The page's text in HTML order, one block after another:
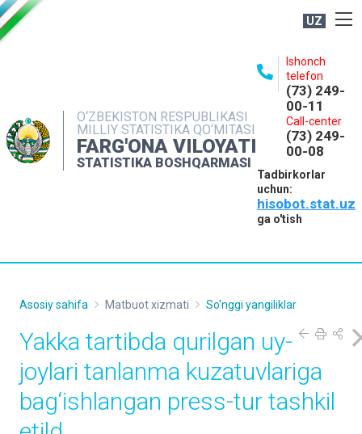
UZ
O‘ZBEKISTON RESPUBLIKASI
MILLIY STATISTIKA QO‘MITASI
FARG'ONA VILOYATI
STATISTIKA BOSHQARMASI
Ishonch
telefon
(73) 249-
00-11
Call-center
(73) 249-
00-08
Tadbirkorlar
uchun:
hisobot.stat.uz
ga o'tish
NASHRLAR
INTERAKTIV XIZMATLAR
MATBUOT XIZMATI
Asosiy sahifa Matbuot xizmati So'nggi yangiliklar
Yakka tartibda qurilgan uy-
joylari tanlanma kuzatuvlariga
bag‘ishlangan press-tur tashkil